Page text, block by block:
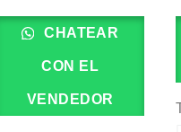
CHATEAR
CON EL
VENDEDOR